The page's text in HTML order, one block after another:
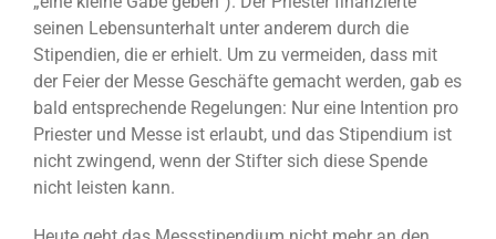
seinen Lebensunterhalt unter anderem durch die
Stipendien, die er erhielt. Um zu vermeiden, dass mit
der Feier der Messe Geschäfte gemacht werden, gab es
bald entsprechende Regelungen: Nur eine Intention pro
Priester und Messe ist erlaubt, und das Stipendium ist
nicht zwingend, wenn der Stifter sich diese Spende
nicht leisten kann.